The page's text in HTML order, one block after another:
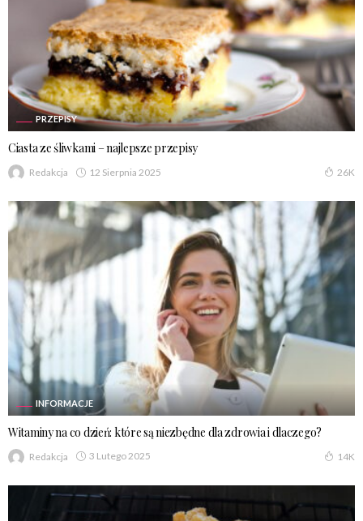
PRZEPISY
Ciasta ze śliwkami – najlepsze przepisy
Redakcja 12 Sierpnia 2025 26K
INFORMACJE
Witaminy na co dzień: które są niezbędne dla zdrowia i dlaczego?
Redakcja 3 Lutego 2025 14K